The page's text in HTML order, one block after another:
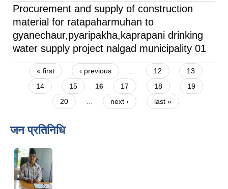
Procurement and supply of construction
material for ratapaharmuhan to
gyanechaur,pyaripakha,kaprapani drinking
water supply project nalgad municipality 01
Pages
« first ‹ previous … 12
13
14
15 16 17 18
19
20
… next › last »
जन प्रतिनिधि